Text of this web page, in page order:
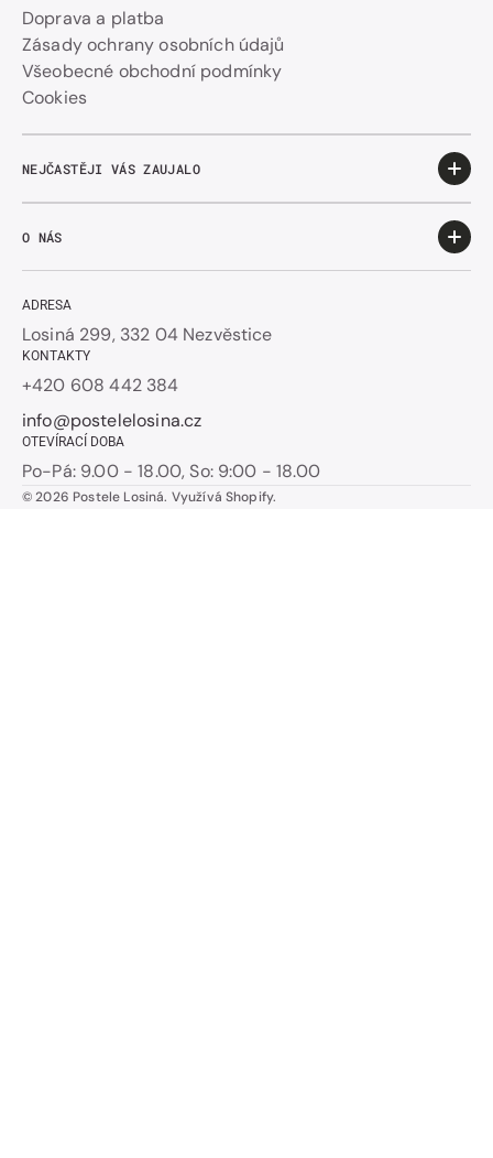
Doprava a platba
Zásady ochrany osobních údajů
Všeobecné obchodní podmínky
Cookies
NEJČASTĚJI VÁS ZAUJALO
O NÁS
ADRESA
Losiná 299, 332 04 Nezvěstice
KONTAKTY
+420 608 442 384
info@postelelosina.cz
OTEVÍRACÍ DOBA
Po-Pá: 9.00 - 18.00, So: 9:00 - 18.00
© 2026 Postele Losiná. Využívá Shopify.